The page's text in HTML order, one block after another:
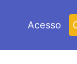
Acesso